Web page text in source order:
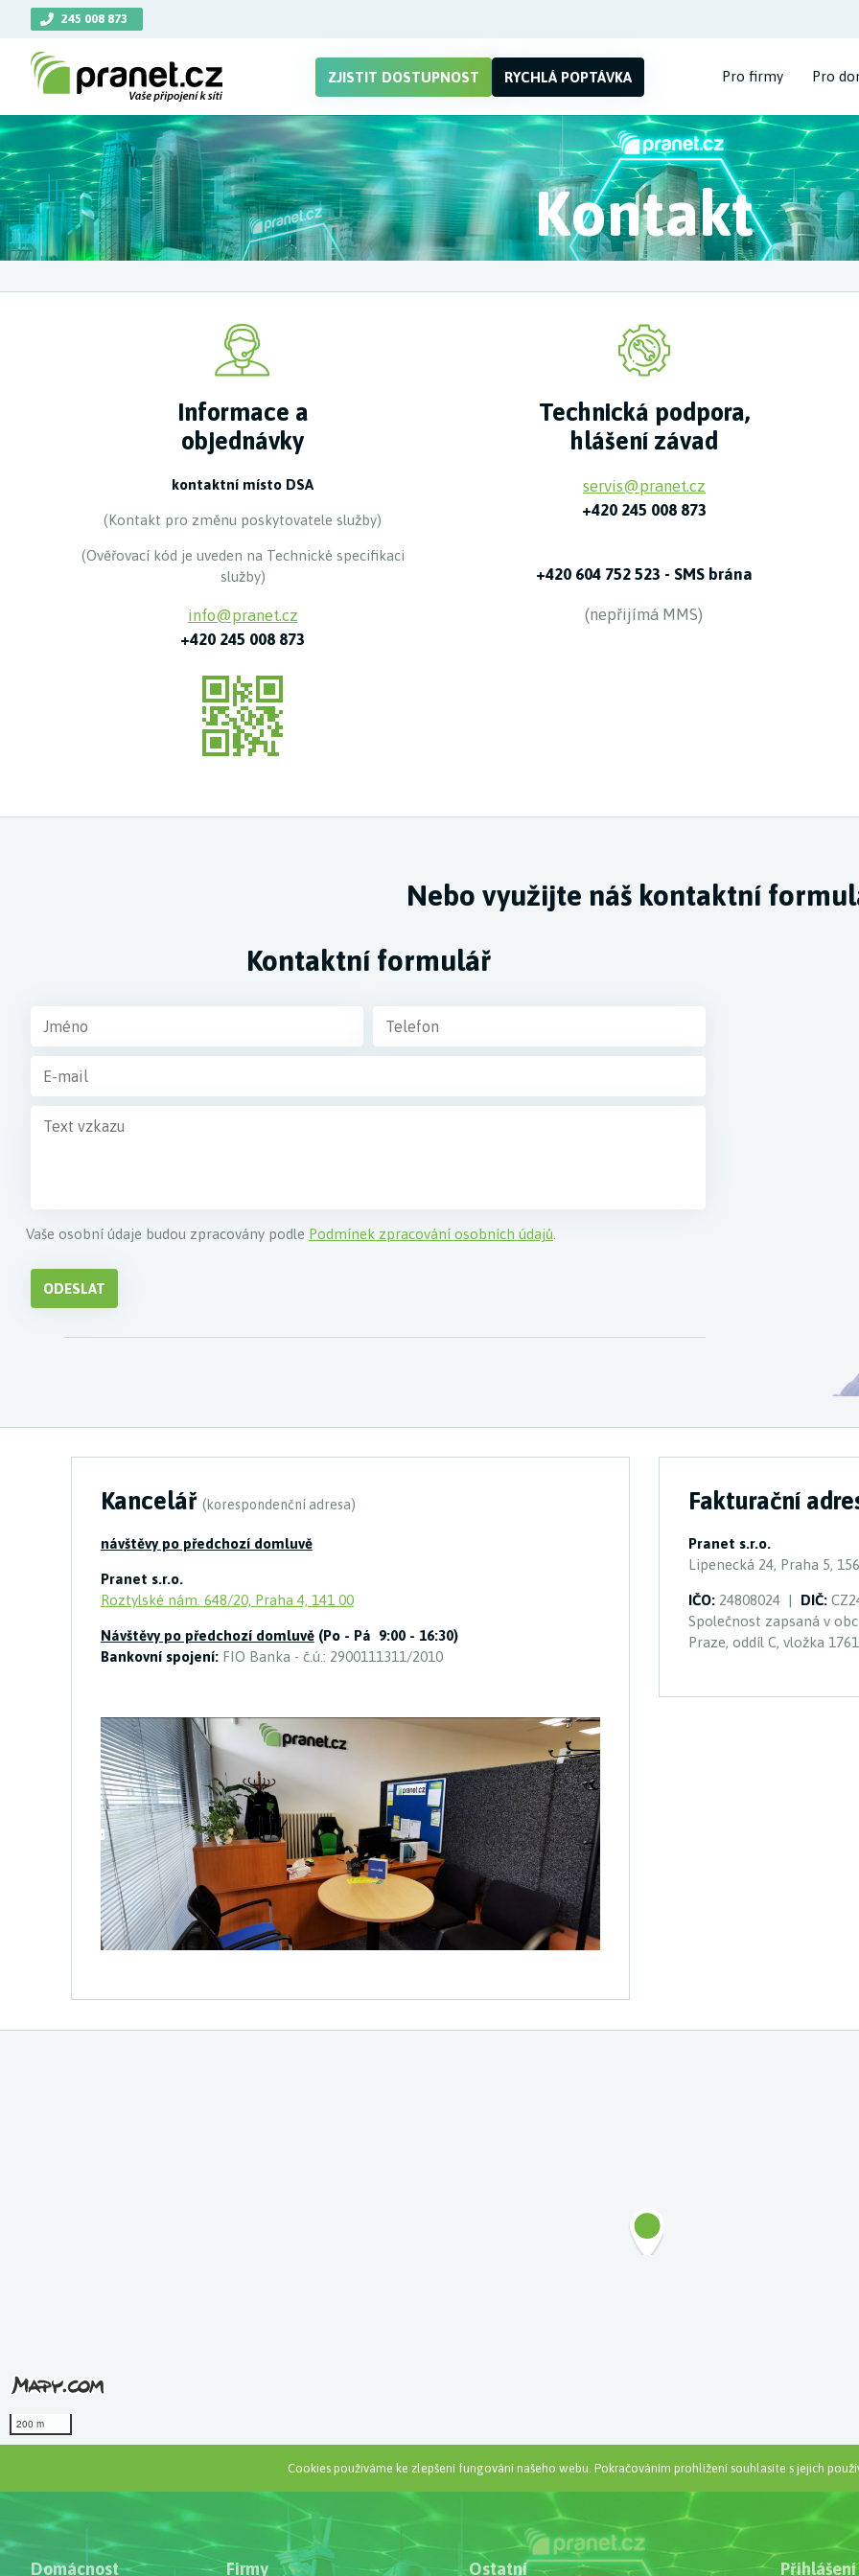
245 008 873
ZJISTIT DOSTUPNOST RYCHLÁ POPTÁVKA Pro firmy Pro
Kontakt
Informace a
objednávky
kontaktní místo DSA
(Kontakt pro změnu poskytovatele služby)
(Ověřovací kód je uveden na Technické specifikaci
služby)
info@pranet.cz
+420 245 008 873
Technická podpora,
hlášení závad
servis@pranet.cz
+420 245 008 873
+420 604 752 523 - SMS brána
(nepřijímá MMS)
Nebo využijte náš kontaktní
Kontaktní formulář
Vaše osobní údaje budou zpracovány podle Podmínek zpracování osobních údajů
ODESLAT
Kancelář (korespondenční adresa)
návštěvy po předchozí domluvě
Pranet s.r.o.
Roztylské nám. 648/20, Praha 4, 141 00
Návštěvy po předchozí domluvě(Po - Pá 9:00 - 16:30)
Bankovní spojení: FIO Banka - č.ú.: 2900111311/2010
Fakturační
Pranet s.r.o.
Lipenecká 24, Praha 5,
IČO: 24808024 | DIČ:
Společnost zapsaná v
Praze, oddíl C, vložka
200 m
Cookies používáme ke zlepšení fungování našeho webu. Pokračováním prohlížení souhlasíte s jejich
Domácnost Firmy Ostatní